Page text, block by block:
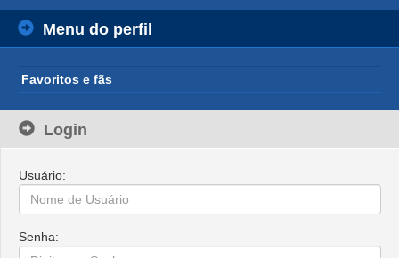
Menu do perfil
Favoritos e fãs
Login
Usuário:
Senha: